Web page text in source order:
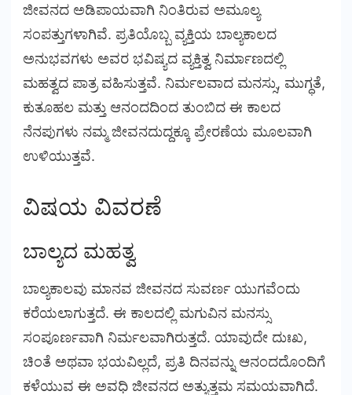
ಜೀವನದ ಅಡಿಪಾಯವಾಗಿ ನಿಂತಿರುವ ಅಮೂಲ್ಯ
ಸಂಪತ್ತುಗಳಾಗಿವೆ. ಪ್ರತಿಯೊಬ್ಬ ವ್ಯಕ್ತಿಯ ಬಾಲ್ಯಕಾಲದ
ಅನುಭವಗಳು ಅವರ ಭವಿಷ್ಯದ ವ್ಯಕ್ತಿತ್ವ ನಿರ್ಮಾಣದಲ್ಲಿ
ಮಹತ್ವದ ಪಾತ್ರ ವಹಿಸುತ್ತವೆ. ನಿರ್ಮಲವಾದ ಮನಸ್ಸು, ಮುಗ್ಧತೆ,
ಕುತೂಹಲ ಮತ್ತು ಆನಂದದಿಂದ ತುಂಬಿದ ಈ ಕಾಲದ
ನೆನಪುಗಳು ನಮ್ಮ ಜೀವನದುದ್ದಕ್ಕೂ ಪ್ರೇರಣೆಯ ಮೂಲವಾಗಿ
ಉಳಿಯುತ್ತವೆ.
ವಿಷಯ ವಿವರಣೆ
ಬಾಲ್ಯದ ಮಹತ್ವ
ಬಾಲ್ಯಕಾಲವು ಮಾನವ ಜೀವನದ ಸುವರ್ಣ ಯುಗವೆಂದು
ಕರೆಯಲಾಗುತ್ತದೆ. ಈ ಕಾಲದಲ್ಲಿ ಮಗುವಿನ ಮನಸ್ಸು
ಸಂಪೂರ್ಣವಾಗಿ ನಿರ್ಮಲವಾಗಿರುತ್ತದೆ. ಯಾವುದೇ ದುಃಖ,
ಚಿಂತೆ ಅಥವಾ ಭಯವಿಲ್ಲದೆ, ಪ್ರತಿ ದಿನವನ್ನು ಆನಂದದೊಂದಿಗೆ
ಕಳೆಯುವ ಈ ಅವಧಿ ಜೀವನದ ಅತ್ಯುತ್ತಮ ಸಮಯವಾಗಿದೆ.